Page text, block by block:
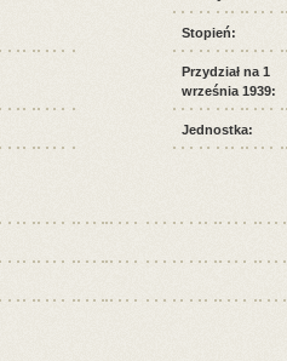
Stopień:
Przydział na 1
września 1939:
Jednostka: